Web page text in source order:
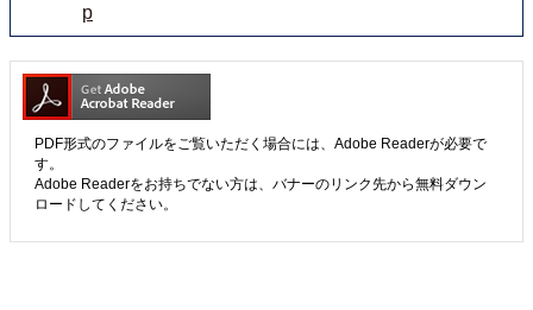
p
PDF形式のファイルをご覧いただく場合には、Adobe Readerが必要で
す。
Adobe Readerをお持ちでない方は、バナーのリンク先から無料ダウン
ロードしてください。